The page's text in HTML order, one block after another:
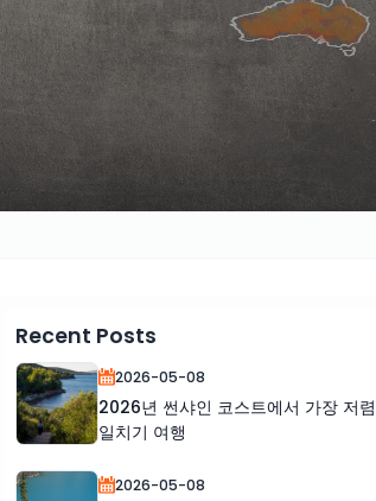
Recent Posts
2026-05-08
2026년 썬샤인 코스트에서 가장 저
일치기 여행
2026-05-08